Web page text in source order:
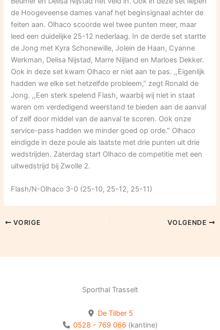
de Hoogeveense dames vanaf het beginsignaal achter de
feiten aan. Olhaco scoorde wel twee punten meer, maar
leed een duidelijke 25-12 nederlaag. In de derde set startte
de Jong met Kyra Schonewille, Jolein de Haan, Cyanne
Werkman, Delisa Nijstad, Marre Nijland en Marloes Dekker.
Ook in deze set kwam Olhaco er niet aan te pas. ,,Eigenlijk
hadden we elke set hetzelfde probleem,” zegt Ronald de
Jong. ,,Een sterk spelend Flash, waarbij wij niet in staat
waren om verdedigend weerstand te bieden aan de aanval
of zelf door middel van de aanval te scoren. Ook onze
service-pass hadden we minder goed op orde.” Olhaco
eindigde in deze poule als laatste met drie punten uit drie
wedstrijden. Zaterdag start Olhaco de competitie met een
uitwedstrijd bij Zwolle 2.
Flash/N-Olhaco 3-0 (25-10, 25-12, 25-11)
VORIGE VOLGENDE
Sporthal Trasselt
De Tilber 5
0528 - 769 066 (kantine)